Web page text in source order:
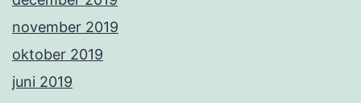
november 2019
oktober 2019
juni 2019